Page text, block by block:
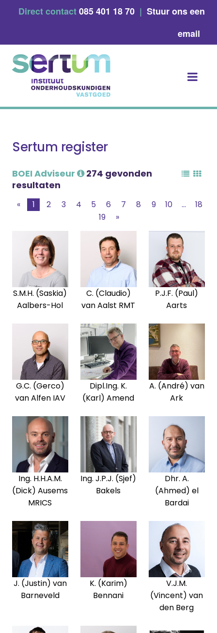
Direct contact085 401 18 70 | Stuur ons een
email
Sertum register
BOEI Adviseur
274 gevonden
resultaten
« 1 2 3 4 5 6 7 8 9 10 ...
18
19
»
S.M.H. (Saskia)
Aalbers-Hol
C. (Claudio)
van Aalst RMT
P.J.F. (Paul)
Aarts
G.C. (Gerco)
van Alfen IAV
Dipl.Ing. K.
(Karl) Amend
A. (André) van
Ark
Ing. H.H.A.M.
(Dick) Ausems
MRICS
Ing. J.P.J. (Sjef)
Bakels
Dhr. A.
(Ahmed) el
Bardai
J. (Justin) van
Barneveld
K. (Karim)
Bennani
V.J.M.
(Vincent) van
den Berg